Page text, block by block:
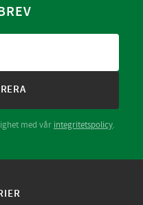
med vår integritetspolicy.